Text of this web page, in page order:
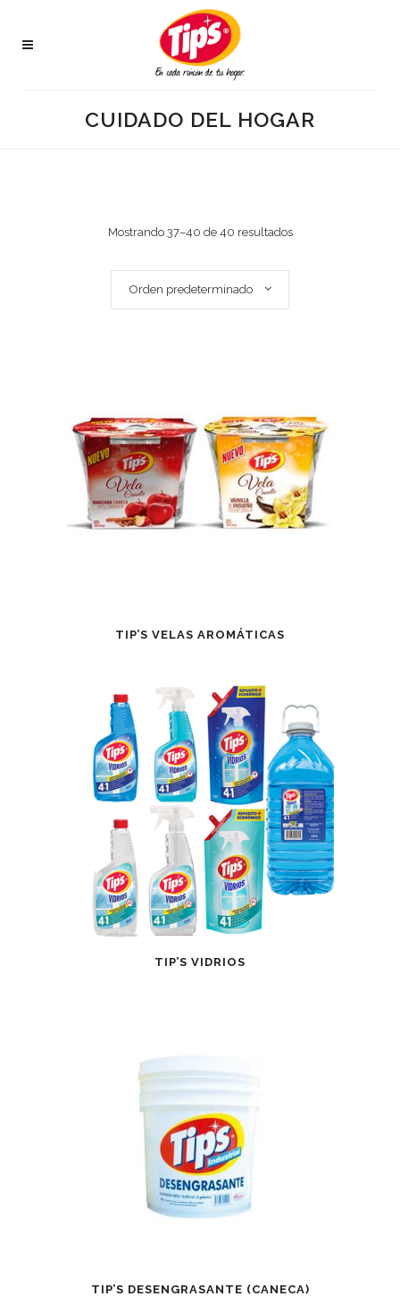
CUIDADO DEL HOGAR
Mostrando 37–40 de 40 resultados
Orden predeterminado
TIP’S VELAS AROMÁTICAS
TIP’S VIDRIOS
TIP’S DESENGRASANTE (CANECA)